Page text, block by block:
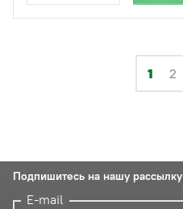
1 2
Подпишитесь на нашу рассылку
E-mail